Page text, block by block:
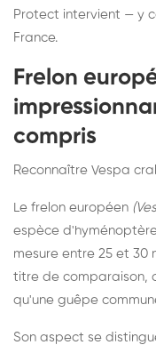
Protect intervient — y
France.
Frelon
compris
Reconnaître Vespa
Le frelon européen
espèce
mesure entre 25 et 30
titre de comparaison,
qu'une guêpe
Son aspect se